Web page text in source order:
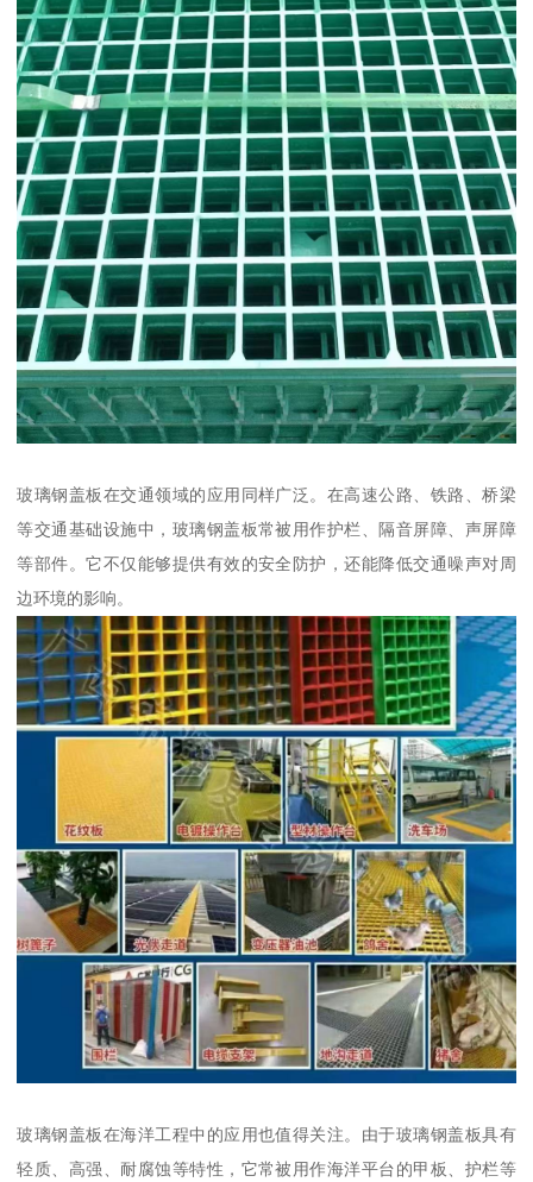
玻璃钢盖板在交通领域的应用同样广泛。在高速公路、铁路、桥梁
等交通基础设施中，玻璃钢盖板常被用作护栏、隔音屏障、声屏障
等部件。它不仅能够提供有效的安全防护，还能降低交通噪声对周
边环境的影响。
玻璃钢盖板在海洋工程中的应用也值得关注。由于玻璃钢盖板具有
轻质、高强、耐腐蚀等特性，它常被用作海洋平台的甲板、护栏等